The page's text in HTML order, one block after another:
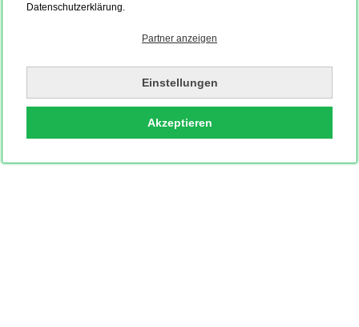
Datenschutzerklärung.
Partner anzeigen
Einstellungen
Akzeptieren